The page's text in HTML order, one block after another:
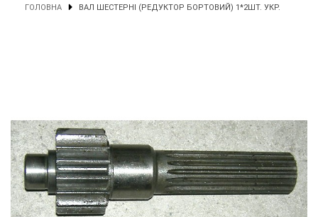
ГОЛОВНА ВАЛ ШЕСТЕРНІ (РЕДУКТОР БОРТОВИЙ) 1*2ШТ. УКР.